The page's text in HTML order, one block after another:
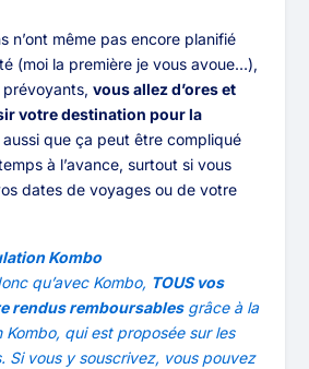
n’ont même pas encore planifié
(moi la première je vous avoue…),
prévoyants,vous allez d’ores et
votre destination pour la
aussi que ça peut être compliqué
à l’avance, surtout si vous
dates de voyages ou de votre
Kombo
qu’avec Kombo, TOUS vos
rendus remboursablesgrâce à la
Kombo, qui est proposée sur les
Si vous y souscrivez, vous pouvez